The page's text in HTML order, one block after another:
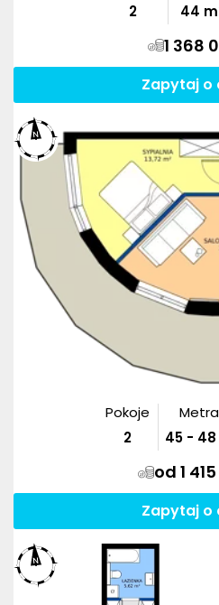
2
44
1 368
Zapytaj o
Pokoje
2
45- 48
od 1
Zapytaj o